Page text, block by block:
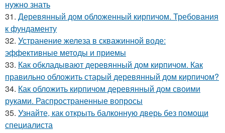
нужно знать
31. Деревянный дом обложенный кирпичом. Требования
к фундаменту
32. Устранение железа в скважинной воде:
эффективные методы и приемы
33. Как обкладывают деревянный дом кирпичом. Как
правильно обложить старый деревянный дом кирпичом?
34. Как обложить кирпичом деревянный дом своими
руками. Распространенные вопросы
35. Узнайте, как открыть балконную дверь без помощи
специалиста